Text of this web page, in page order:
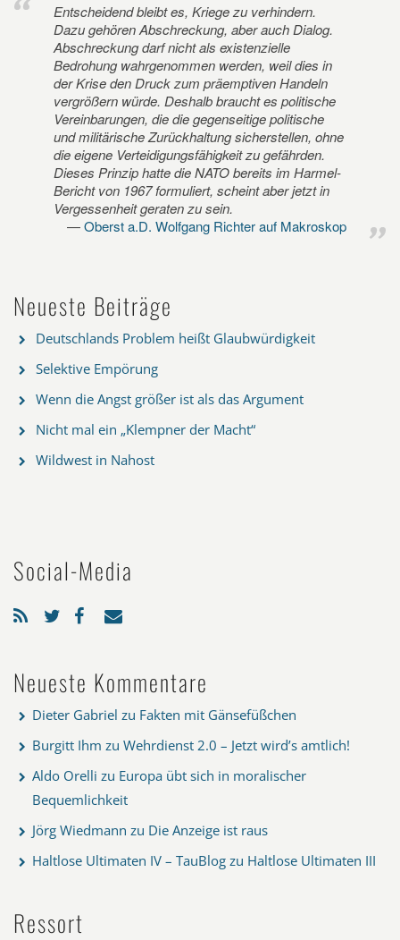
Entscheidend bleibt es, Kriege zu verhindern.
Dazu gehören Abschreckung, aber auch Dialog.
Abschreckung darf nicht als existenzielle
Bedrohung wahrgenommen werden, weil dies in
der Krise den Druck zum präemptiven Handeln
vergrößern würde. Deshalb braucht es politische
Vereinbarungen, die die gegenseitige politische
und militärische Zurückhaltung sicherstellen, ohne
die eigene Verteidigungsfähigkeit zu gefährden.
Dieses Prinzip hatte die NATO bereits im Harmel-
Bericht von 1967 formuliert, scheint aber jetzt in
Vergessenheit geraten zu sein.
Oberst a.D. Wolfgang Richter auf Makroskop
Neueste Beiträge
Deutschlands Problem heißt Glaubwürdigkeit
Selektive Empörung
Wenn die Angst größer ist als das Argument
Nicht mal ein „Klempner der Macht“
Wildwest in Nahost
Social-Media
Neueste Kommentare
Dieter Gabriel zu Fakten mit Gänsefüßchen
Burgitt Ihm zu Wehrdienst 2.0 – Jetzt wird’s amtlich!
Aldo Orelli zu Europa übt sich in moralischer
Bequemlichkeit
Jörg Wiedmann zu Die Anzeige ist raus
Haltlose Ultimaten IV – TauBlog zu Haltlose Ultimaten III
Ressort